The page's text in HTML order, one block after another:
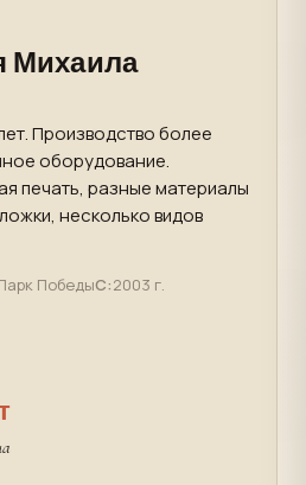
Михаила
Производство более
оборудование.
печать, разные материалы
несколько видов
ПобедыС:2003 г.